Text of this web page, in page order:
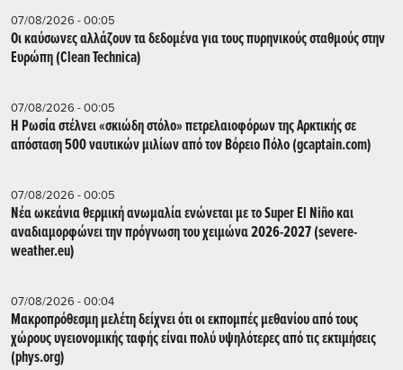
07/08/2026 - 00:05
Οι καύσωνες αλλάζουν τα δεδομένα για τους πυρηνικούς σταθμούς στην
Ευρώπη (Clean Technica)
07/08/2026 - 00:05
Η Ρωσία στέλνει «σκιώδη στόλο» πετρελαιοφόρων της Αρκτικής σε
απόσταση 500 ναυτικών μιλίων από τον Βόρειο Πόλο (gcaptain.com)
07/08/2026 - 00:05
Νέα ωκεάνια θερμική ανωμαλία ενώνεται με το Super El Niño και
αναδιαμορφώνει την πρόγνωση του χειμώνα 2026-2027 (severe-
weather.eu)
07/08/2026 - 00:04
Μακροπρόθεσμη μελέτη δείχνει ότι οι εκπομπές μεθανίου από τους
χώρους υγειονομικής ταφής είναι πολύ υψηλότερες από τις εκτιμήσεις
(phys.org)